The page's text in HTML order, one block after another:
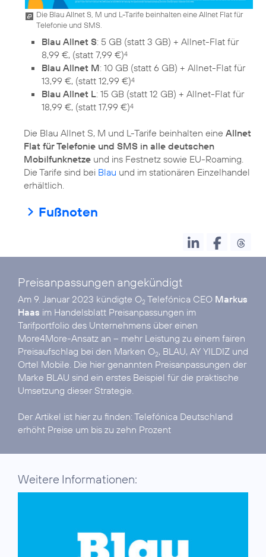
Die Blau Allnet S, M und L-Tarife beinhalten eine Allnet Flat für
Telefonie und SMS.
Blau Allnet S: 5 GB (statt 3 GB) + Allnet-Flat für
8,99 €, (statt 7,99 €)4
Blau Allnet M: 10 GB (statt 6 GB) + Allnet-Flat für
13,99 €, (statt 12,99 €)4
Blau Allnet L: 15 GB (statt 12 GB) + Allnet-Flat für
18,99 €, (statt 17,99 €)4
Die Blau Allnet S, M und L-Tarife beinhalten eine Allnet
Flat für Telefonie und SMS in alle deutschen
Mobilfunknetze und ins Festnetz sowie EU-Roaming.
Die Tarife sind bei Blau und im stationären Einzelhandel
erhältlich.
Fußnoten
Preisanpassungen angekündigt
Am 9. Januar 2023 kündigte O2 Telefónica CEO Markus
Haas im Handelsblatt Preisanpassungen im
Tarifportfolio des Unternehmens über einen
More4More-Ansatz an – mehr Leistung zu einem fairen
Preisaufschlag bei den Marken O2, BLAU, AY YILDIZ und
Ortel Mobile. Die hier genannten Preisanpassungen der
Marke BLAU sind ein erstes Beispiel für die praktische
Umsetzung dieser Strategie.
Der Artikel ist hier zu finden: Telefónica Deutschland
erhöht Preise um bis zu zehn Prozent
Weitere Informationen: